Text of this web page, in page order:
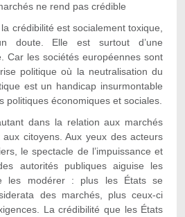
ne rend pas crédible
crédibilité est socialement toxique,
doute. Elle est surtout d’une
Car les sociétés européennes sont
politique où la neutralisation du
est un handicap insurmontable
politiques économiques et sociales.
dans la relation aux marchés
citoyens. Aux yeux des acteurs
le spectacle de l’impuissance et
autorités publiques aiguise les
les modérer : plus les États se
des marchés, plus ceux-ci
La crédibilité que les États